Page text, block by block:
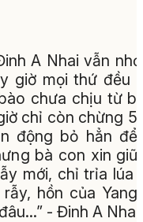
A Nhai vẫn
giờ mọi thứ đều
chưa chịu từ
chỉ còn chừng
động bỏ hẳn để
bà con xin
mới, chỉ trỉa lúa
hồn của Yang
- Đinh A Nhai